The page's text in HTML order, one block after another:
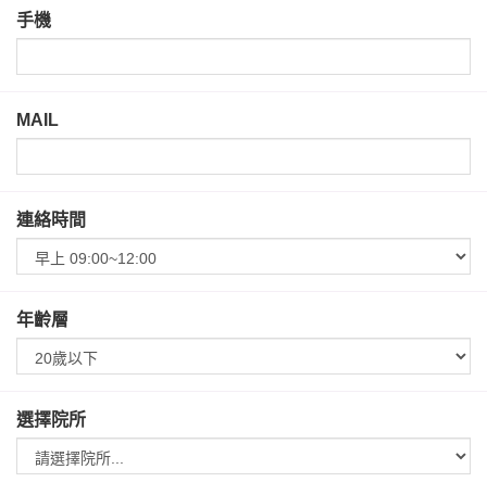
手機
MAIL
連絡時間
年齡層
選擇院所